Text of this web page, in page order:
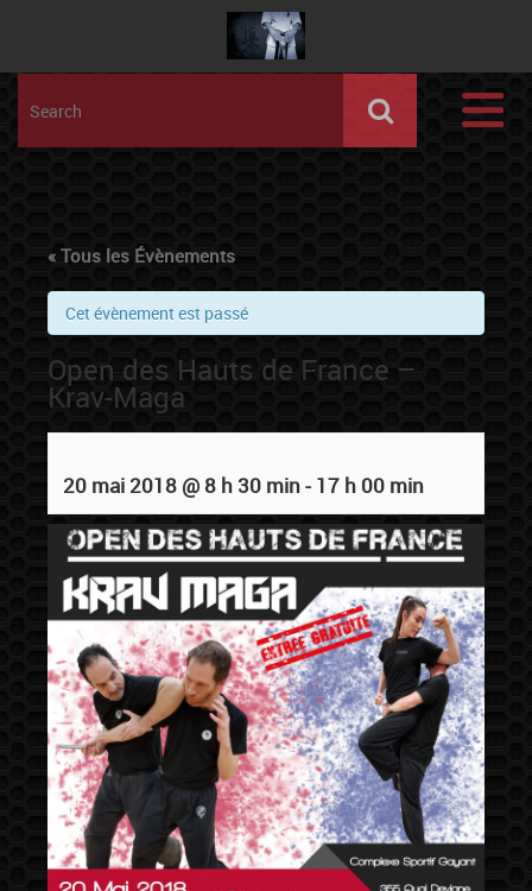
« Tous les Évènements
Cet évènement est passé
Open des Hauts de France –
Krav-Maga
20 mai 2018 @ 8 h 30 min- 17 h 00 min